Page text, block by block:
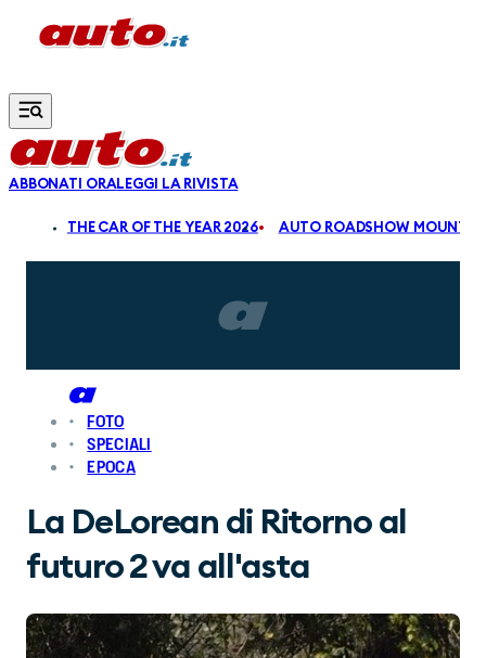
Vai al contenuto principale
ABBONATI ORALEGGI LA RIVISTA
THE CAR OF THE YEAR 2026 AUTO ROADSHOW
FOTO
SPECIALI
EPOCA
La DeLorean di Ritorno al
futuro 2 va all'asta